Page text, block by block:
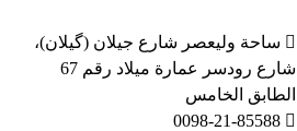
ساحة وليعصر شارع جیلان (گیلان)،
شارع رودسر عمارة ميلاد رقم 67
الطابق الخامس
0098-21-85588